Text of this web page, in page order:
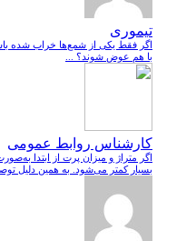
تیموری
اگر فقط یکی از شمع‌ها خراب شده
با هم عوض شوند؟ ...
کارشناس روابط عمومی
اگر متراژ و میزان پرت از ابتدا
بسیار کمتر می‌شود. به همین دلیل